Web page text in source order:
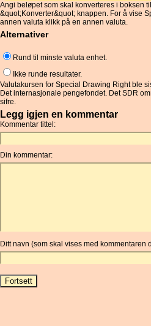
Angi beløpet som skal konverteres i boksen
&quot;Konverter&quot; knappen. For å vise
annen valuta klikk på en annen valuta.
Alternativer
Rund til minste valuta enhet.
Ikke runde resultater.
Valutakursen for Special Drawing Right ble
Det internasjonale pengefondet. Det SDR
sifre.
Legg igjen en kommentar
Kommentar tittel:
Din kommentar:
Ditt navn (som skal vises med kommentaren